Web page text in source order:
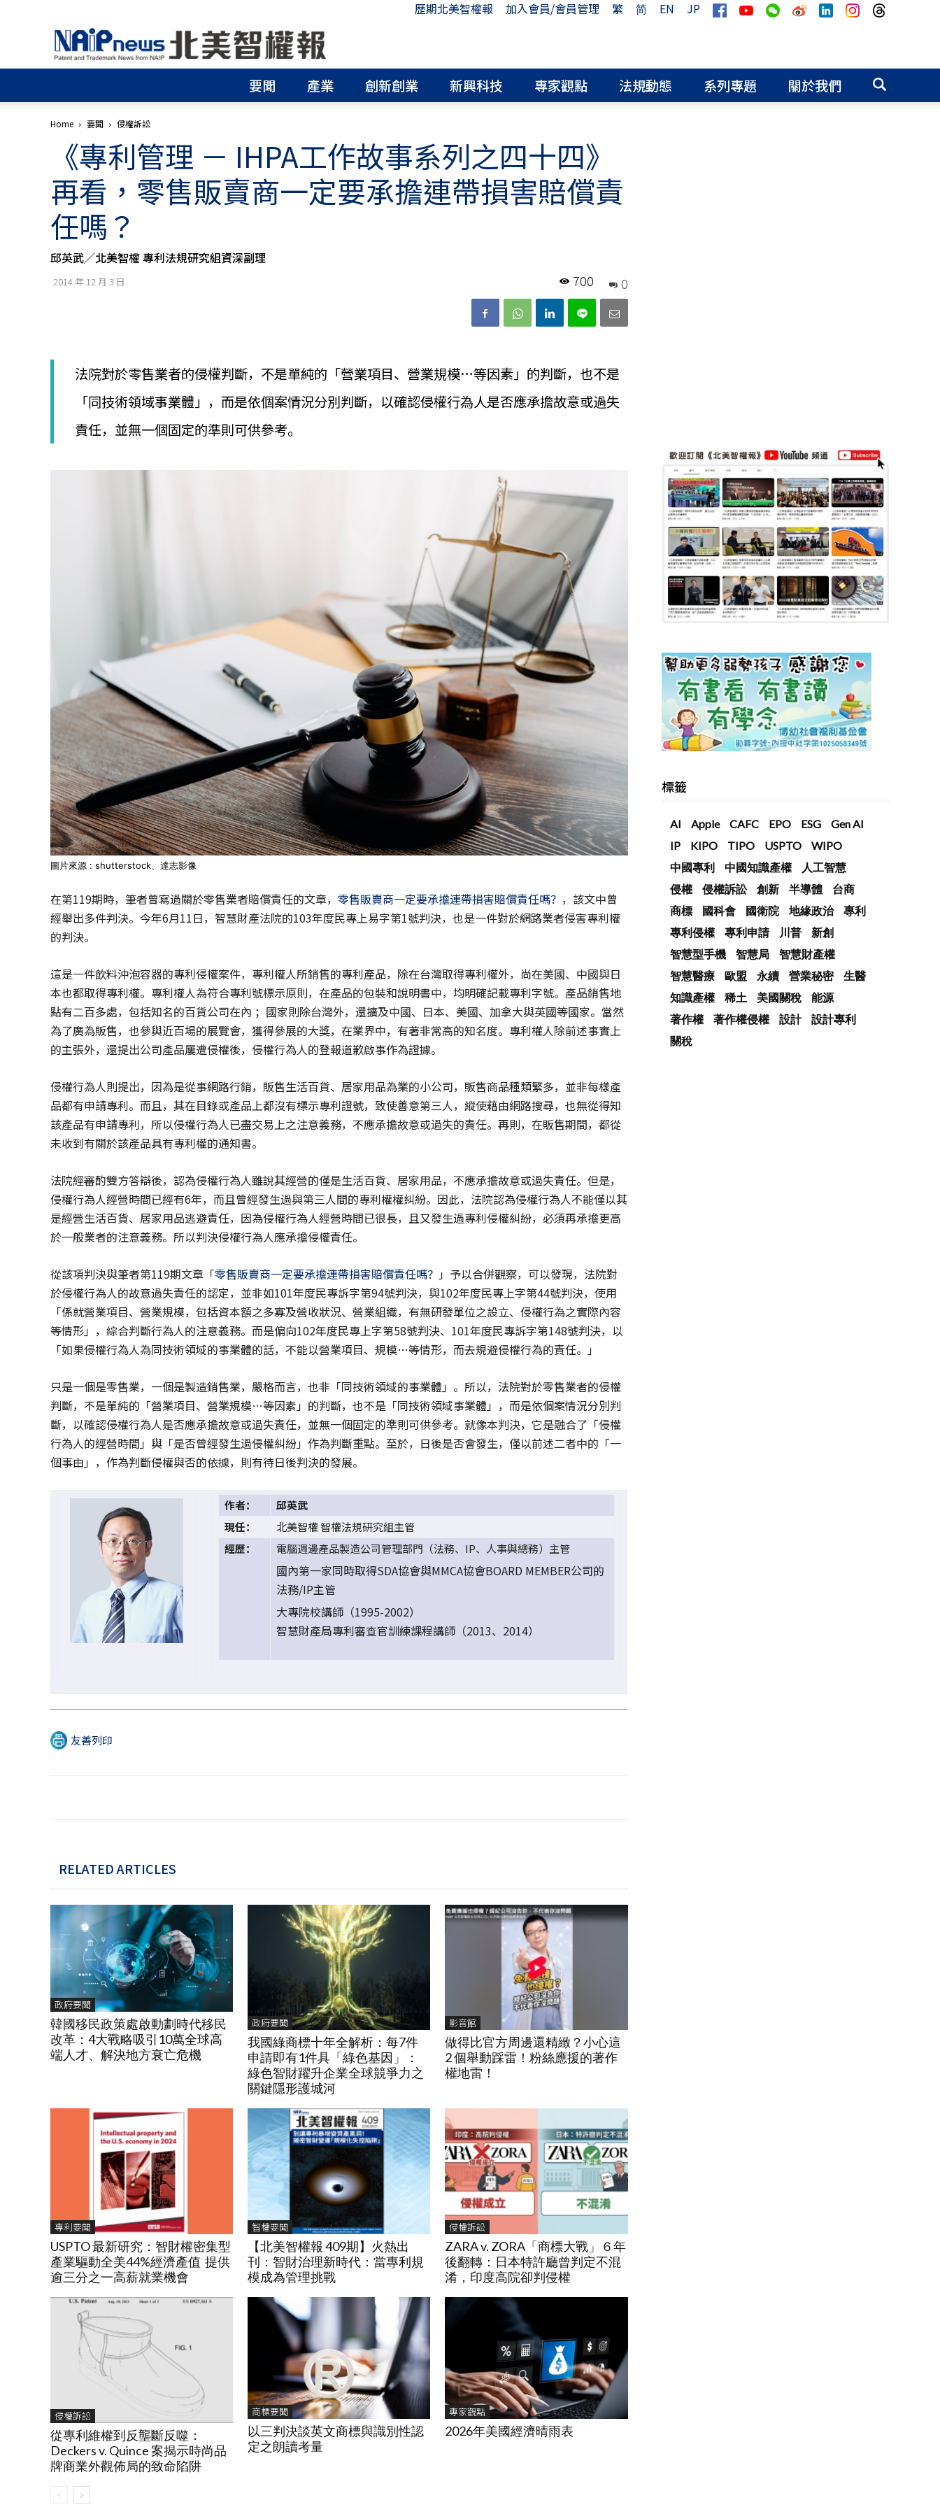
歷期北美智權報 加入會員/會員管理 繁 简 EN
JP
北
美
智
權
│
申
請
│
商
標
侵
權
顧
問
│
專
利
要聞 產業 創新創業 新興科技 專家觀點 法規動態 系列專題 關於我們
Home 要聞 侵權訴訟
《專利管理 － IHPA工作故事系列之四十四》
再看，零售販賣商一定要承擔連帶損害賠償責
任嗎？
邱英武╱北美智權 專利法規研究組資深副理
2014 年 12 月 3 日 0
700
法院對於零售業者的侵權判斷，不是單純的「營業項目、營業規模…等因素」的判斷，也不是
「同技術領域事業體」，而是依個案情況分別判斷，以確認侵權行為人是否應承擔故意或過失
責任，並無一個固定的準則可供參考。
圖片來源 : shutterstock、達志影像
在第119期時，筆者曾寫過關於零售業者賠償責任的文章， 零售販賣商一定要承擔連帶損害賠償責任嗎？ ，該文中曾
經舉出多件判決。今年6月11日，智慧財產法院的103年度民專上易字第1號判決，也是一件對於網路業者侵害專利權
的判決。
這是一件飲料沖泡容器的專利侵權案件，專利權人所銷售的專利產品，除在台灣取得專利權外，尚在美國、中國與日
本也都取得專利權。專利權人為符合專利號標示原則，在產品的包裝和說明書中，均明確記載專利字號。產品銷售地
點有二百多處，包括知名的百貨公司在內 ；國家則除台灣外，還擴及中國、日本、美國、加拿大與英國等國家。當然
為了廣為販售，也參與近百場的展覽會，獲得參展的大獎，在業界中，有著非常高的知名度。專利權人除前述事實上
的主張外，還提出公司產品屢遭侵權後，侵權行為人的登報道歉啟事作為證據。
侵權行為人則提出，因為是從事網路行銷，販售生活百貨、居家用品為業的小公司，販售商品種類繁多，並非每樣產
品都有申請專利。而且，其在目錄或產品上都沒有標示專利證號，致使善意第三人，縱使藉由網路搜尋，也無從得知
該產品有申請專利，所以侵權行為人已盡交易上之注意義務，不應承擔故意或過失的責任。再則，在販售期間，都從
未收到有關於該產品具有專利權的通知書。
法院經審酌雙方答辯後，認為侵權行為人雖說其經營的僅是生活百貨、居家用品，不應承擔故意或過失責任。但是，
侵權行為人經營時間已經有6年，而且曾經發生過與第三人間的專利權權糾紛。因此，法院認為侵權行為人不能僅以其
是經營生活百貨、居家用品逃避責任，因為侵權行為人經營時間已很長，且又發生過專利侵權糾紛，必須再承擔更高
於一般業者的注意義務。所以判決侵權行為人應承擔侵權責任。
從該項判決與筆者第119期文章「零售販賣商一定要承擔連帶損害賠償責任嗎？ 」予以合併觀察，可以發現，法院對
於侵權行為人的故意過失責任的認定，並非如101年度民專訴字第94號判決，與102年度民專上字第44號判決，使用
「係就營業項目、營業規模，包括資本額之多寡及營收狀況、營業組織，有無研發單位之設立、侵權行為之實際內容
等情形」，綜合判斷行為人的注意義務。而是偏向102年度民專上字第58號判決、101年度民專訴字第148號判決，以
「如果侵權行為人為同技術領域的事業體的話，不能以營業項目、規模…等情形，而去規避侵權行為的責任。」
只是一個是零售業，一個是製造銷售業，嚴格而言，也非「同技術領域的事業體」。所以，法院對於零售業者的侵權
判斷，不是單純的「營業項目、營業規模…等因素」的判斷，也不是「同技術領域事業體」，而是依個案情況分別判
斷，以確認侵權行為人是否應承擔故意或過失責任，並無一個固定的準則可供參考。就像本判決，它是融合了「侵權
行為人的經營時間」與「是否曾經發生過侵權糾紛」作為判斷重點。至於，日後是否會發生，僅以前述二者中的「一
個事由」，作為判斷侵權與否的依據，則有待日後判決的發展。
作者：
邱英武
現任：
北美智權 智權法規研究組主管
經歷：
電腦週邊產品製造公司管理部門（法務、IP、人事與總務）主管
國內第一家同時取得SDA協會與MMCA協會BOARD MEMBER公司的
法務/IP主管
大專院校講師（1995-2002）
智慧財產局專利審查官訓練課程講師（2013、2014）
友善列印
RELATED ARTICLES
政府要聞
韓國移民政策處啟動劃時代移民
改革：4大戰略吸引10萬全球高
端人才、解決地方衰亡危機
政府要聞
我國綠商標十年全解析：每7件
申請即有1件具「綠色基因」：
綠色智財躍升企業全球競爭力之
關鍵隱形護城河
影音館
做得比官方周邊還精緻？小心這
2 個舉動踩雷！粉絲應援的著作
權地雷！
專利要聞
USPTO 最新研究：智財權密集型
產業驅動全美44%經濟產值 提供
逾三分之一高薪就業機會
智權要聞
【北美智權報 409期】火熱出
刊：智財治理新時代：當專利規
模成為管理挑戰
侵權訴訟
ZARA v. ZORA「商標大戰」６年
後翻轉：日本特許廳曾判定不混
淆，印度高院卻判侵權
侵權訴訟
從專利維權到反壟斷反噬：
Deckers v. Quince 案揭示時尚品
牌商業外觀佈局的致命陷阱
商標要聞
以三判決談英文商標與識別性認
定之朗讀考量
專家觀點
2026年美國經濟晴雨表
標籤
AI Apple CAFC EPO ESG
Gen AI
IP
KIPO TIPO USPTO
WIPO
中國專利
中國知識產權
人工智慧
侵權
侵權訴訟 創新 半導體
台商
商標
國科會 國衛院 地緣政治
專利
專利侵權
專利申請 川普
新創
智慧型手機
智慧局
智慧財產權
智慧醫療
歐盟 永續 營業秘密
生醫
知識產權
稀土 美國關稅
能源
著作權
著作權侵權 設計
設計專利
關稅